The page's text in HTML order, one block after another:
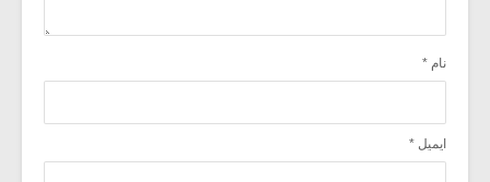
نام *
ایمیل *